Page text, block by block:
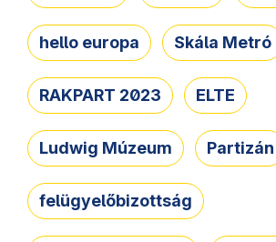
hello europa Skála Metró
RAKPART 2023 ELTE
Ludwig Múzeum Partizán
felügyelőbizottság